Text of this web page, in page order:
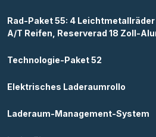
Rad-Paket 55: 4 Leichtmetallräder
A/T Reifen, Reserverad 18 Zoll-
Technologie-Paket 52
Elektrisches Laderaumrollo
Laderaum-Management-System